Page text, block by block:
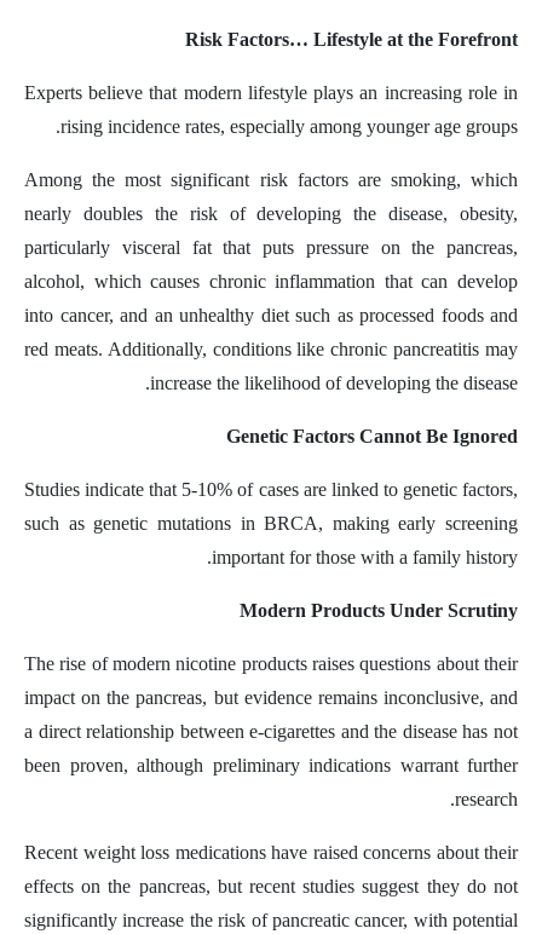
Risk Factors… Lifestyle at the Forefront
Experts believe that modern lifestyle plays an increasing role in
rising incidence rates, especially among younger age groups.
Among the most significant risk factors are smoking, which
nearly doubles the risk of developing the disease, obesity,
particularly visceral fat that puts pressure on the pancreas,
alcohol, which causes chronic inflammation that can develop
into cancer, and an unhealthy diet such as processed foods and
red meats. Additionally, conditions like chronic pancreatitis may
increase the likelihood of developing the disease.
Genetic Factors Cannot Be Ignored
Studies indicate that 5-10% of cases are linked to genetic factors,
such as genetic mutations in BRCA, making early screening
important for those with a family history.
Modern Products Under Scrutiny
The rise of modern nicotine products raises questions about their
impact on the pancreas, but evidence remains inconclusive, and
a direct relationship between e-cigarettes and the disease has not
been proven, although preliminary indications warrant further
research.
Recent weight loss medications have raised concerns about their
effects on the pancreas, but recent studies suggest they do not
significantly increase the risk of pancreatic cancer, with potential